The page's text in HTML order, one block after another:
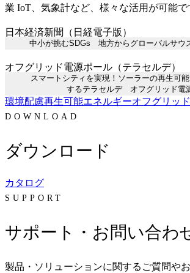
業 IoT、気象計など、様々な活用が可能で
日本経済新聞（日経電子版）
中小が挑むSDGs 地方からグローバルサウ
オフグリッド電源ポール（テラセルデ）
スマートシティを実現！ソーラーの再生可
するテラセルデ オフグリッド電
環境配慮再生可能エネルギーオフグリッ
DOWNLOAD
ダウンロード
カタログ
SUPPORT
サポート・お問い合わ
製品・ソリューションに関するご質問や